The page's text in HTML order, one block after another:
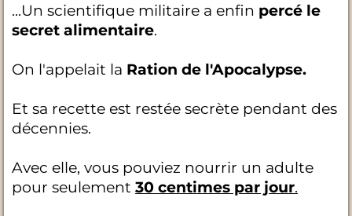
...Un scientifique militaire a enfin percé le
secret alimentaire.
On l'appelait la Ration de l'Apocalypse.
Et sa recette est restée secrète pendant des
décennies.
Avec elle, vous pouviez nourrir un adulte
pour seulement 30 centimes par jour.